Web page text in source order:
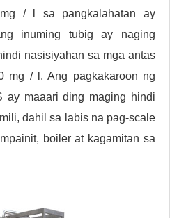
/ l sa pangkalahatan ay
inuming tubig ay naging
nasisiyahan sa mga antas
mg / l. Ang pagkakaroon ng
ay maaari ding maging hindi
dahil sa labis na pag-scale
boiler at kagamitan sa